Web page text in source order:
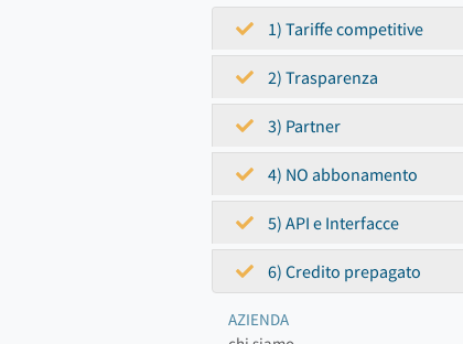
1) Tariffe competitive
2) Trasparenza
3) Partner
4) NO abbonamento
5) API e Interfacce
6) Credito prepagato
AZIENDA